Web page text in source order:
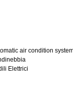
air condition
Elettrici